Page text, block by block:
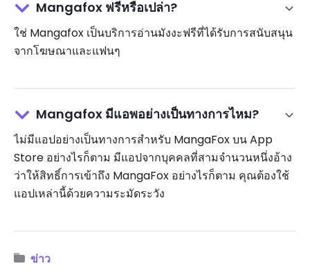
Mangafox ฟรีหรือเปล่า?
ใช่ Mangafox เป็นบริการอ่านมังงะฟรีที่ได้รับการสนับสนุน
จากโฆษณาและแฟนๆ
Mangafox มีแอพอย่างเป็นทางการไหม?
ไม่มีแอปอย่างเป็นทางการสำหรับ MangaFox บน App
Store อย่างไรก็ตาม มีแอปจากบุคคลที่สามจำนวนหนึ่งอ้าง
ว่าให้สิทธิ์การเข้าถึง MangaFox อย่างไรก็ตาม คุณต้องใช้
แอปเหล่านี้ด้วยความระมัดระวัง
ข่าว